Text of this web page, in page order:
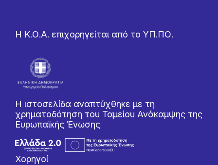
Η Κ.Ο.Α. επιχορηγείται από το ΥΠ.ΠΟ.
Η ιστοσελίδα αναπτύχθηκε με τη
χρηματοδότηση του Ταμείου Ανάκαμψης της
Ευρωπαϊκής Ένωσης
Χορηγοί